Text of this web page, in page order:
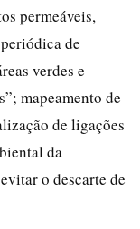
permeáveis,
de
verdes e
mapeamento de
de ligações
da
o descarte de